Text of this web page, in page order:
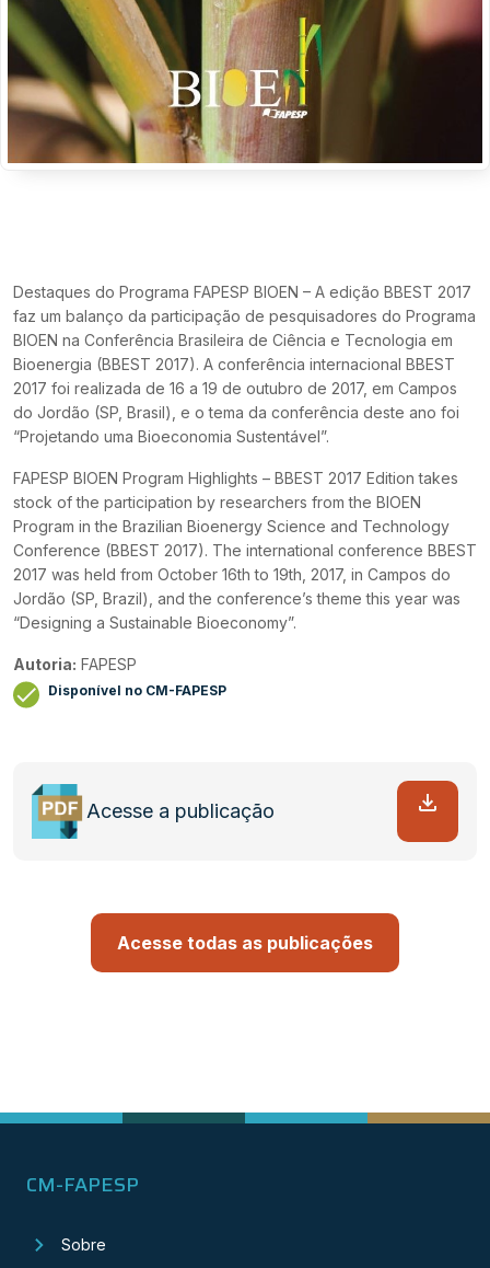
Destaques do Programa FAPESP BIOEN – A edição BBEST 2017
faz um balanço da participação de pesquisadores do Programa
BIOEN na Conferência Brasileira de Ciência e Tecnologia em
Bioenergia (BBEST 2017). A conferência internacional BBEST
2017 foi realizada de 16 a 19 de outubro de 2017, em Campos
do Jordão (SP, Brasil), e o tema da conferência deste ano foi
“Projetando uma Bioeconomia Sustentável”.
FAPESP BIOEN Program Highlights – BBEST 2017 Edition takes
stock of the participation by researchers from the BIOEN
Program in the Brazilian Bioenergy Science and Technology
Conference (BBEST 2017). The international conference BBEST
2017 was held from October 16th to 19th, 2017, in Campos do
Jordão (SP, Brazil), and the conference’s theme this year was
“Designing a Sustainable Bioeconomy”.
Autoria: FAPESP
Disponível no CM-FAPESP
Acesse a publicação
Acesse todas as publicações
CM-FAPESP
Sobre